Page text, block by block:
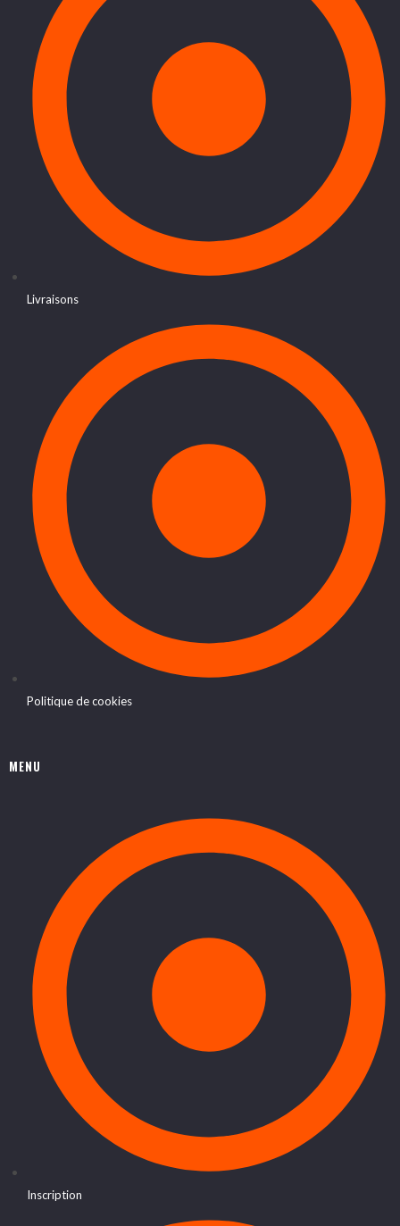
Livraisons
Politique de cookies
MENU
Inscription